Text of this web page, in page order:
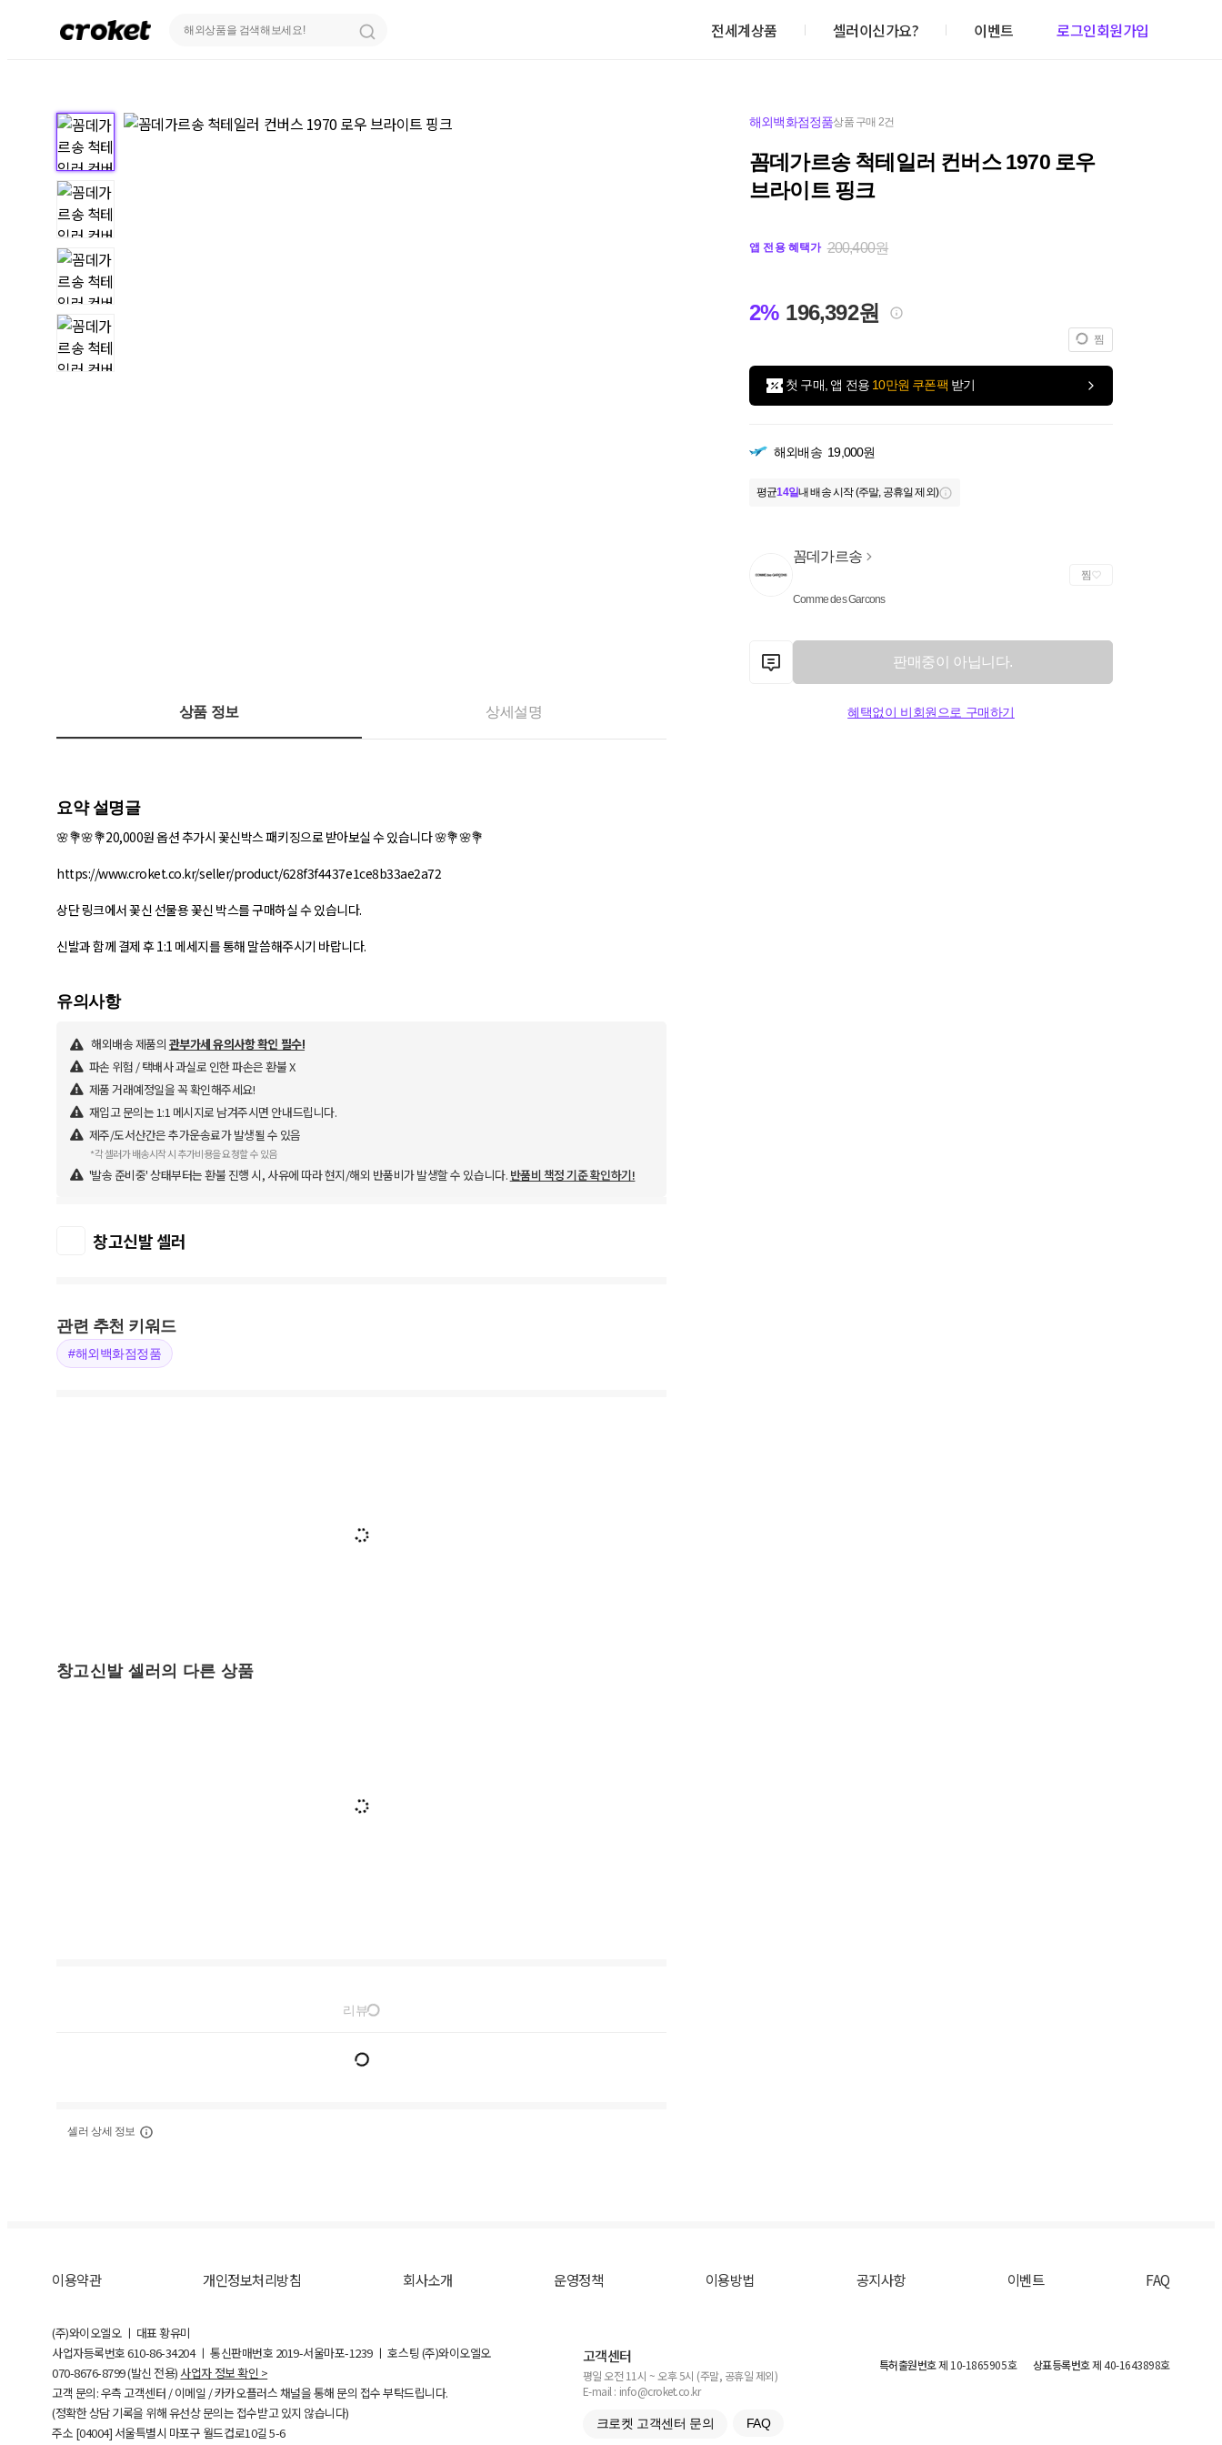
전세계상품 셀러이신가요? 이벤트 로그인회원가입
해외백화점정품상품 구매 2건
꼼데가르송 척테일러 컨버스 1970 로우
브라이트 핑크
앱 전용 혜택가 200,400원
2% 196,392원
찜
첫 구매, 앱 전용 10만원 쿠폰팩 받기
해외배송 19,000원
평균14일내 배송 시작 (주말, 공휴일 제외)
꼼데가르송
Comme des Garcons
찜
판매중이 아닙니다.
혜택없이 비회원으로 구매하기
상품 정보 상세설명
요약 설명글
🌸💐🌸💐20,000원 옵션 추가시 꽃신박스 패키징으로 받아보실 수 있습니다 🌸💐🌸💐
https://www.croket.co.kr/seller/product/628f3f4437e1ce8b33ae2a72
상단 링크에서 꽃신 선물용 꽃신 박스를 구매하실 수 있습니다.
신발과 함께 결제 후 1:1 메세지를 통해 말씀해주시기 바랍니다.
유의사항
해외배송 제품의 관부가세 유의사항 확인 필수!
파손 위험 / 택배사 과실로 인한 파손은 환불 X
제품 거래예정일을 꼭 확인해주세요!
재입고 문의는 1:1 메시지로 남겨주시면 안내드립니다.
제주/도서산간은 추가운송료가 발생될 수 있음
*각 셀러가 배송시작 시 추가비용을 요청할 수 있음
'발송 준비중' 상태부터는 환불 진행 시, 사유에 따라 현지/해외 반품비가 발생할 수 있습니다. 반품비 책정 기준 확인하기!
창고신발 셀러
관련 추천 키워드
#해외백화점정품
창고신발 셀러의 다른 상품
리뷰
셀러 상세 정보
이용약관 개인정보처리방침 회사소개 운영정책 이용방법 공지사항 이벤트 FAQ
(주)와이오엘오 ㅣ 대표 황유미
사업자등록번호610-86-34204ㅣ 통신판매번호 2019-서울마포-1239 ㅣ 호스팅 (주)와이오엘오
070-8676-8799 (발신 전용) 사업자 정보 확인 >
고객 문의: 우측 고객센터 / 이메일 / 카카오플러스 채널을 통해 문의 접수 부탁드립니다.
(정확한 상담 기록을 위해 유선상 문의는 접수받고 있지 않습니다)
주소 [04004] 서울특별시 마포구 월드컵로10길5-6
고객센터
평일 오전 11시 ~ 오후 5시 (주말, 공휴일 제외)
E-mail : info@croket.co.kr
크로켓 고객센터 문의 FAQ
특허출원번호제 10-1865905호 상표등록번호제 40-1643898호